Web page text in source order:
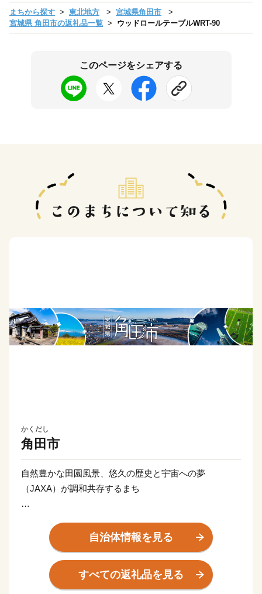
まちから探す 東北地方
宮城県角田市
宮城県 角田市の返礼品一覧
ウッドロールテーブルWRT-90
このページをシェアする
かくだし
角田市
自然豊かな田園風景、悠久の歴史と宇宙への夢
（JAXA）が調和共存するまち
た角田市は、平安時代に建築された宮城県最古の木造建
築であり重要文化財の高蔵寺阿弥陀堂と、最新の技術で
ある宇宙航空研究開発機構（JAXA）の研究開発拠点が
あり、悠久の歴史と最新技術のコントラストが魅力のま
自治体情報を見る
すべての返礼品を見る